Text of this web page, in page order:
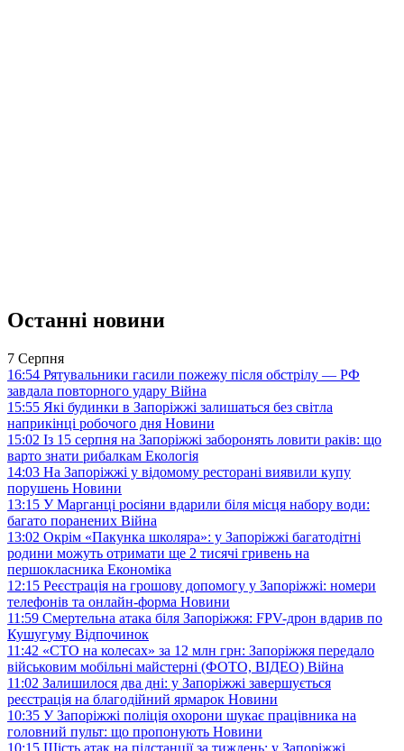
Останні новини
7 Серпня
16:54 Рятувальники гасили пожежу після обстрілу — РФ
завдала повторного удару Війна
15:55 Які будинки в Запоріжжі залишаться без світла
наприкінці робочого дня Новини
15:02 Із 15 серпня на Запоріжжі заборонять ловити раків: що
варто знати рибалкам Екологія
14:03 На Запоріжжі у відомому ресторані виявили купу
порушень Новини
13:15 У Марганці росіяни вдарили біля місця набору води:
багато поранених Війна
13:02 Окрім «Пакунка школяра»: у Запоріжжі багатодітні
родини можуть отримати ще 2 тисячі гривень на
першокласника Економіка
12:15 Реєстрація на грошову допомогу у Запоріжжі: номери
телефонів та онлайн-форма Новини
11:59 Смертельна атака біля Запоріжжя: FPV-дрон вдарив по
Кушугуму Відпочинок
11:42 «СТО на колесах» за 12 млн грн: Запоріжжя передало
військовим мобільні майстерні (ФОТО, ВІДЕО) Війна
11:02 Залишилося два дні: у Запоріжжі завершується
реєстрація на благодійний ярмарок Новини
10:35 У Запоріжжі поліція охорони шукає працівника на
головний пульт: що пропонують Новини
10:15 Шість атак на підстанції за тиждень: у Запоріжжі